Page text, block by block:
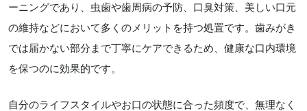
ーニングであり、虫歯や歯周病の予防、口臭対策、美しい口元
の維持などにおいて多くのメリットを持つ処置です。歯みがき
では届かない部分まで丁寧にケアできるため、健康な口内環境
を保つのに効果的です。
自分のライフスタイルやお口の状態に合った頻度で、無理なく